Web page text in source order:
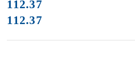
cena:
112.37
Cena:
112.37